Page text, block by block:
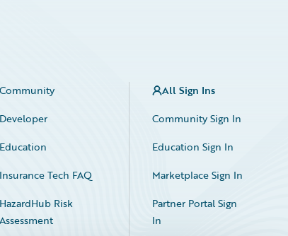
Community
Developer
Education
Insurance Tech FAQ
HazardHub Risk
Assessment
All Sign Ins
Community Sign In
Education Sign In
Marketplace Sign In
Partner Portal Sign
In